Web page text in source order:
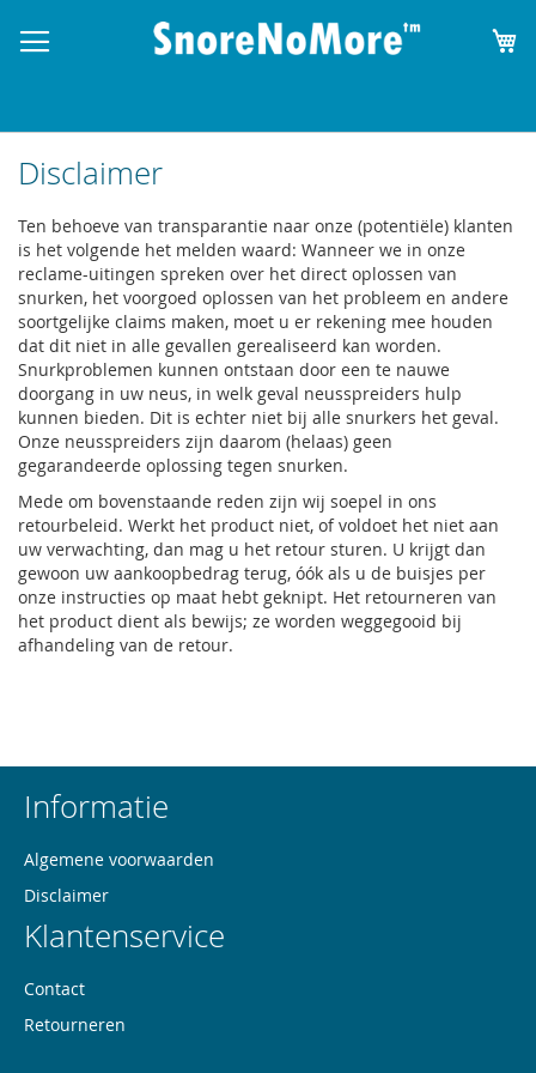
Disclaimer
Ten behoeve van transparantie naar onze (potentiële) klanten
is het volgende het melden waard: Wanneer we in onze
reclame-uitingen spreken over het direct oplossen van
snurken, het voorgoed oplossen van het probleem en andere
soortgelijke claims maken, moet u er rekening mee houden
dat dit niet in alle gevallen gerealiseerd kan worden.
Snurkproblemen kunnen ontstaan door een te nauwe
doorgang in uw neus, in welk geval neusspreiders hulp
kunnen bieden. Dit is echter niet bij alle snurkers het geval.
Onze neusspreiders zijn daarom (helaas) geen
gegarandeerde oplossing tegen snurken.
Mede om bovenstaande reden zijn wij soepel in ons
retourbeleid. Werkt het product niet, of voldoet het niet aan
uw verwachting, dan mag u het retour sturen. U krijgt dan
gewoon uw aankoopbedrag terug, óók als u de buisjes per
onze instructies op maat hebt geknipt. Het retourneren van
het product dient als bewijs; ze worden weggegooid bij
afhandeling van de retour.
Informatie
Algemene voorwaarden
Disclaimer
Klantenservice
Contact
Retourneren